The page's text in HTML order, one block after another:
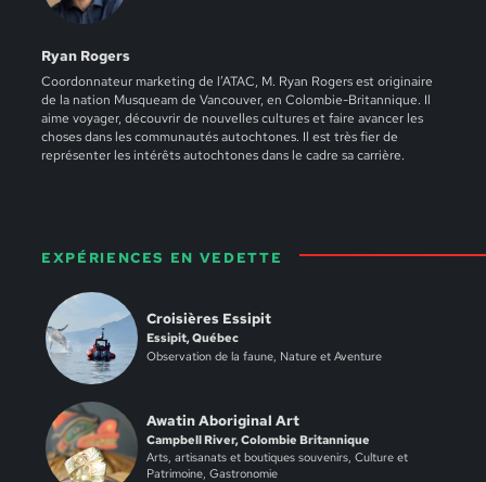
Ryan Rogers
Coordonnateur marketing de l’ATAC, M. Ryan Rogers est originaire
de la nation Musqueam de Vancouver, en Colombie-Britannique. Il
aime voyager, découvrir de nouvelles cultures et faire avancer les
choses dans les communautés autochtones. Il est très fier de
représenter les intérêts autochtones dans le cadre sa carrière.
EXPÉRIENCES EN VEDETTE
Croisières Essipit
Essipit, Québec
Observation de la faune, Nature et Aventure
Awatin Aboriginal Art
Campbell River, Colombie Britannique
Arts, artisanats et boutiques souvenirs, Culture et
Patrimoine, Gastronomie